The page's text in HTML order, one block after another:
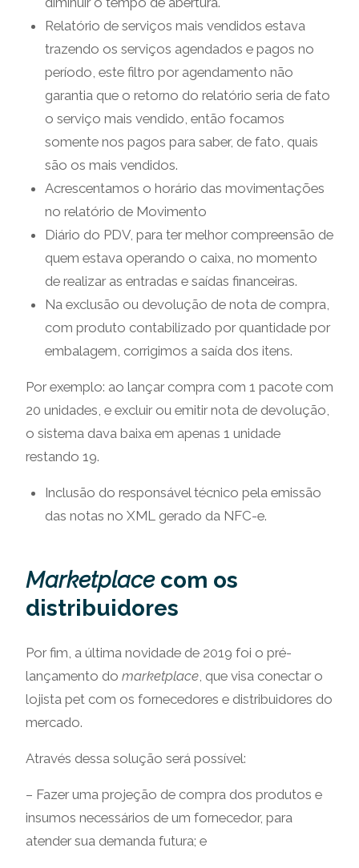
Relatório de serviços mais vendidos estava
trazendo os serviços agendados e pagos no
período, este filtro por agendamento não
garantia que o retorno do relatório seria de fato
o serviço mais vendido, então focamos
somente nos pagos para saber, de fato, quais
são os mais vendidos.
Acrescentamos o horário das movimentações
no relatório de Movimento
Diário do PDV, para ter melhor compreensão de
quem estava operando o caixa, no momento
de realizar as entradas e saídas financeiras.
Na exclusão ou devolução de nota de compra,
com produto contabilizado por quantidade por
embalagem, corrigimos a saída dos itens.
Por exemplo: ao lançar compra com 1 pacote com
20 unidades, e excluir ou emitir nota de devolução,
o sistema dava baixa em apenas 1 unidade
restando 19.
Inclusão do responsável técnico pela emissão
das notas no XML gerado da NFC-e.
Marketplacecom os
distribuidores
Por fim, a última novidade de 2019 foi o pré-
lançamento do marketplace, que visa conectar o
lojista pet com os fornecedores e distribuidores do
mercado.
Através dessa solução será possível:
– Fazer uma projeção de compra dos produtos e
insumos necessários de um fornecedor, para
atender sua demanda futura; e